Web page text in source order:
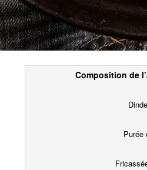
Composition de
Purée